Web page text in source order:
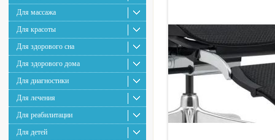
Для массажа
Для красоты
Для здорового сна
Для здорового дома
Для диагностики
Для лечения
Для реабилитации
Для детей